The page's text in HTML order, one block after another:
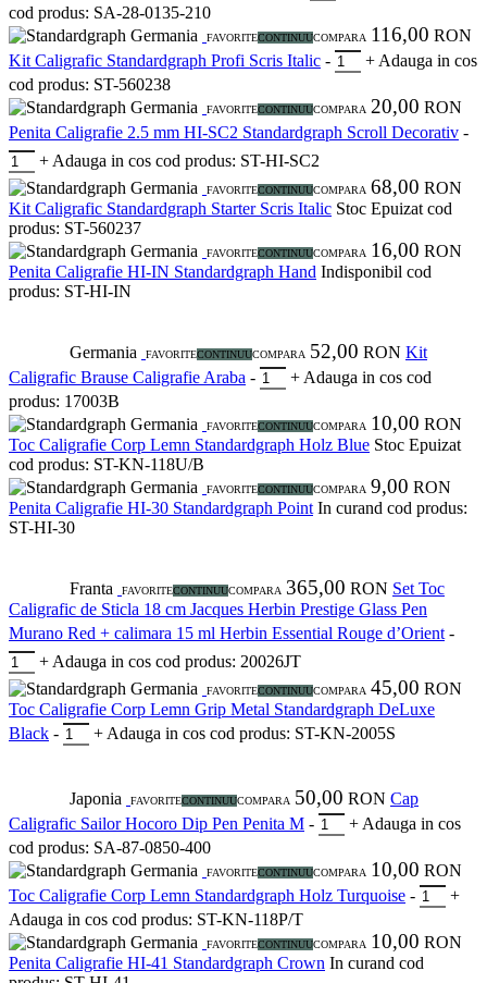
cod produs: SA-28-0135-210
Germania
FAVORITECONTINUUCOMPARA 116,00 RON
Kit Caligrafic Standardgraph Profi Scris Italic - + Adauga in cos
cod produs: ST-560238
Germania
FAVORITECONTINUUCOMPARA 20,00 RON
Penita Caligrafie 2.5 mm HI-SC2 Standardgraph Scroll Decorativ -
+ Adauga in cos cod produs: ST-HI-SC2
Germania
FAVORITECONTINUUCOMPARA 68,00 RON
Kit Caligrafic Standardgraph Starter Scris Italic Stoc Epuizat cod
produs: ST-560237
Germania
FAVORITECONTINUUCOMPARA 16,00 RON
Penita Caligrafie HI-IN Standardgraph Hand Indisponibil cod
produs: ST-HI-IN
Germania FAVORITECONTINUUCOMPARA 52,00 RON Kit
Caligrafic Brause Caligrafie Araba - + Adauga in cos cod
produs: 17003B
Germania
FAVORITECONTINUUCOMPARA 10,00 RON
Toc Caligrafie Corp Lemn Standardgraph Holz Blue Stoc Epuizat
cod produs: ST-KN-118U/B
Germania
FAVORITECONTINUUCOMPARA 9,00 RON
Penita Caligrafie HI-30 Standardgraph Point In curand cod produs:
ST-HI-30
Franta FAVORITECONTINUUCOMPARA 365,00 RON Set Toc
Caligrafic de Sticla 18 cm Jacques Herbin Prestige Glass Pen
Murano Red + calimara 15 ml Herbin Essential Rouge d’Orient -
+ Adauga in cos cod produs: 20026JT
Germania
FAVORITECONTINUUCOMPARA 45,00 RON
Toc Caligrafie Corp Lemn Grip Metal Standardgraph DeLuxe
Black - + Adauga in cos cod produs: ST-KN-2005S
Japonia FAVORITECONTINUUCOMPARA 50,00 RON Cap
Caligrafic Sailor Hocoro Dip Pen Penita M - + Adauga in cos
cod produs: SA-87-0850-400
Germania
FAVORITECONTINUUCOMPARA 10,00 RON
Toc Caligrafie Corp Lemn Standardgraph Holz Turquoise -
+
Adauga in cos cod produs: ST-KN-118P/T
Germania
FAVORITECONTINUUCOMPARA 10,00 RON
Penita Caligrafie HI-41 Standardgraph Crown In curand cod